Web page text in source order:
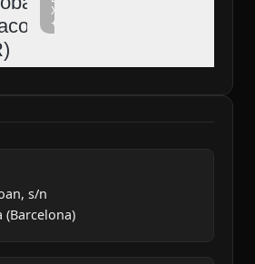
09
Xarxa
+
s/n
(Barcelona)